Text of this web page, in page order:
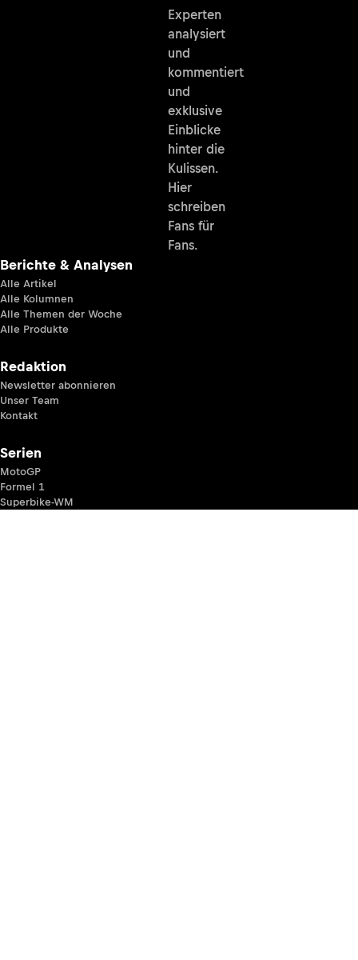
Experten
analysiert
und
kommentiert
und
exklusive
Einblicke
hinter die
Kulissen.
Hier
schreiben
Fans für
Fans.
Berichte & Analysen
Alle Artikel
Alle Kolumnen
Alle Themen der Woche
Alle Produkte
Redaktion
Newsletter abonnieren
Unser Team
Kontakt
Serien
MotoGP
Formel 1
Superbike-WM